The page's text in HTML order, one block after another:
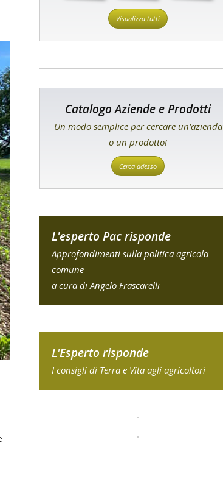
Visualizza tutti
Catalogo Aziende e Prodotti
Un modo semplice per cercare un'azienda
o un prodotto!
Cerca adesso
L'esperto Pac risponde
Approfondimenti sulla politica agricola
comune
a cura di Angelo Frascarelli
L'Esperto risponde
I consigli di Terra e Vita agli agricoltori